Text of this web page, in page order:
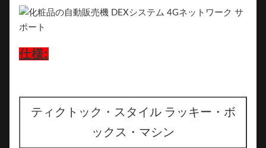
仕様:
ティクトック・スタイル ラッキー・ボ
ックス・マシン